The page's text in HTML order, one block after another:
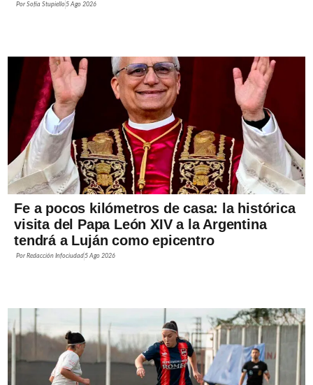
PorSofía Stupiello5 Ago 2026
Fe a pocos kilómetros de casa: la histórica
visita del Papa León XIV a la Argentina
tendrá a Luján como epicentro
PorRedacción Infociudad5 Ago 2026